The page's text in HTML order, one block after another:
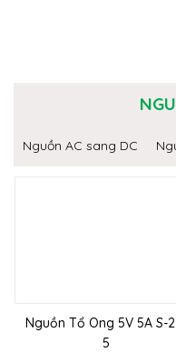
Nguồn AC sang DC
Nguồn Tổ Ong 5V 5A S-
5